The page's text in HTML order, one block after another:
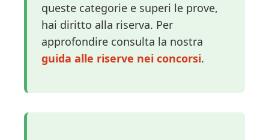
queste categorie e superi le prove,
hai diritto alla riserva. Per
approfondire consulta la nostra
guida alle riserve nei concorsi.